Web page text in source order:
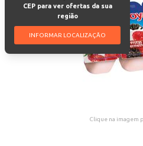
CEP para ver ofertas da sua
região
INFORMAR LOCALIZAÇÃO
Clique na imagem